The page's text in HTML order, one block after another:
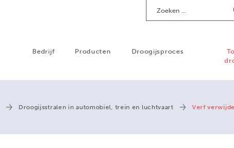
Bedrijf Producten Droogijsproces
Droogijsstralen in automobiel, trein en luchtvaart Verf